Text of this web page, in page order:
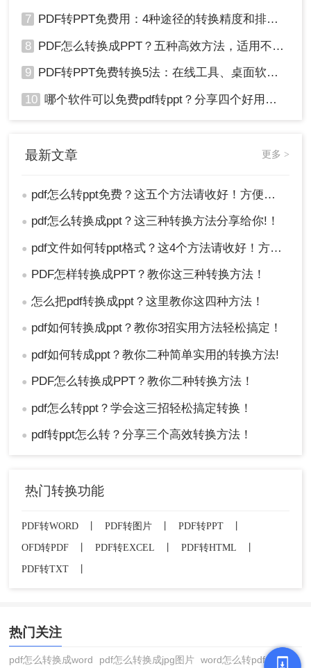
7 PDF转PPT免费用：4种途径的转换精度和排版保留能力对比！
8 PDF怎么转换成PPT？五种高效方法，适用不同场景全解析！
9 PDF转PPT免费转换5法：在线工具、桌面软件和PPT插件的优劣！
10 哪个软件可以免费pdf转ppt？分享四个好用的转换工具！
最新文章 更多 >
● pdf怎么转ppt免费？这五个方法请收好！方便又好用！
● pdf怎么转换成ppt？这三种转换方法分享给你!！
● pdf文件如何转ppt格式？这4个方法请收好！方便又好用！
● PDF怎样转换成PPT？教你这三种转换方法！
● 怎么把pdf转换成ppt？这里教你这四种方法！
● pdf如何转换成ppt？教你3招实用方法轻松搞定！
● pdf如何转成ppt？教你二种简单实用的转换方法!
● PDF怎么转换成PPT？教你二种转换方法！
● pdf怎么转ppt？学会这三招轻松搞定转换！
● pdf转ppt怎么转？分享三个高效转换方法！
热门转换功能
PDF转WORD PDF转图片 PDF转PPT
OFD转PDF
PDF转EXCEL PDF转HTML
PDF转TXT
热门关注
pdf怎么转换成word pdf怎么转换成jpg图片 word怎么转pdf